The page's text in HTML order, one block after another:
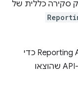
סקירה כללית של
אפשר לקרוא איך משתמשים ב-Reporting API כדי
לעקוב אחרי הפרות אבטחה, קריאות ל-API שהוצאו